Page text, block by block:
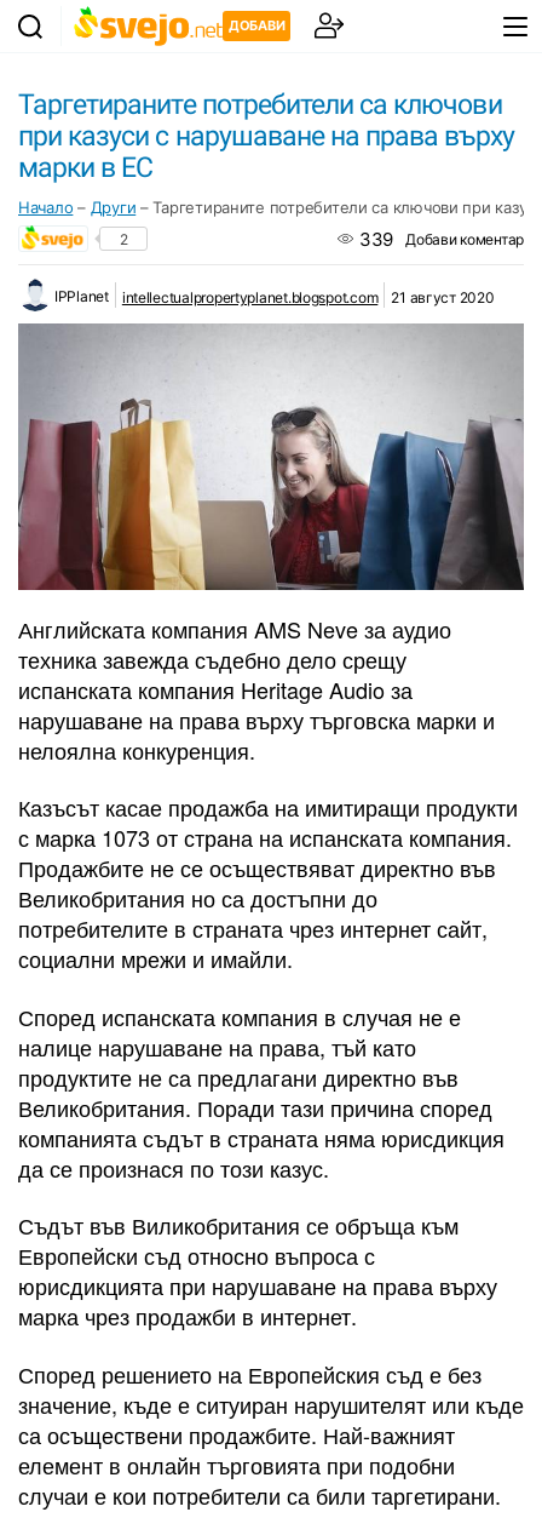
ДОБАВИ
Таргетираните потребители са ключови
при казуси с нарушаване на права върху
марки в ЕС
Начало – Други –Таргетираните потребители са ключови при
2 339 Добави коментар
IPPlanet intellectualpropertyplanet.blogspot.com 21 август 2020
Английската компания AMS Neve за аудио
техника завежда съдебно дело срещу
испанската компания Heritage Audio за
нарушаване на права върху търговска марки и
нелоялна конкуренция.
Казъсът касае продажба на имитиращи продукти
с марка 1073 от страна на испанската компания.
Продажбите не се осъществяват директно във
Великобритания но са достъпни до
потребителите в страната чрез интернет сайт,
социални мрежи и имайли.
Според испанската компания в случая не е
налице нарушаване на права, тъй като
продуктите не са предлагани директно във
Великобритания. Поради тази причина според
компанията съдът в страната няма юрисдикция
да се произнася по този казус.
Съдът във Виликобритания се обръща към
Европейски съд относно въпроса с
юрисдикцията при нарушаване на права върху
марка чрез продажби в интернет.
Според решението на Европейския съд е без
значение, къде е ситуиран нарушителят или къде
са осъществени продажбите. Най-важният
елемент в онлайн търговията при подобни
случаи е кои потребители са били таргетирани.